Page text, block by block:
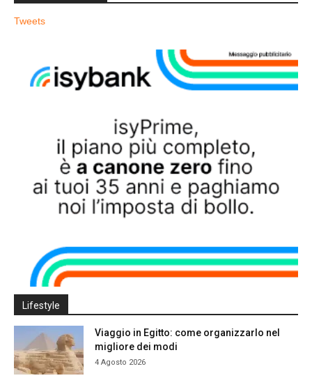
Tweets
Lifestyle
Viaggio in Egitto: come organizzarlo nel
migliore dei modi
4 Agosto 2026